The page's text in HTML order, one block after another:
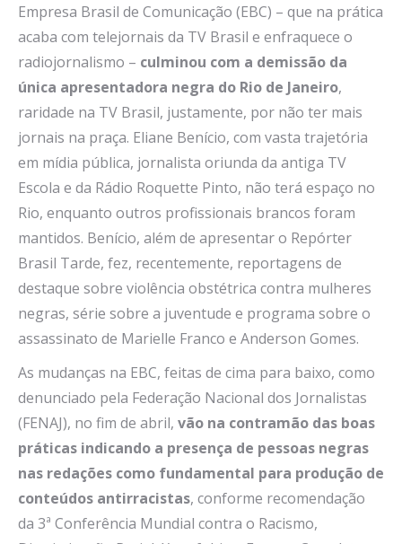
Empresa Brasil de Comunicação (EBC) – que na prática
acaba com telejornais da TV Brasil e enfraquece o
radiojornalismo – culminou com a demissão da
única apresentadora negra do Rio de Janeiro,
raridade na TV Brasil, justamente, por não ter mais
jornais na praça. Eliane Benício, com vasta trajetória
em mídia pública, jornalista oriunda da antiga TV
Escola e da Rádio Roquette Pinto, não terá espaço no
Rio, enquanto outros profissionais brancos foram
mantidos. Benício, além de apresentar o Repórter
Brasil Tarde, fez, recentemente, reportagens de
destaque sobre violência obstétrica contra mulheres
negras, série sobre a juventude e programa sobre o
assassinato de Marielle Franco e Anderson Gomes.
As mudanças na EBC, feitas de cima para baixo, como
denunciado pela Federação Nacional dos Jornalistas
(FENAJ), no fim de abril, vão na contramão das boas
práticas indicando a presença de pessoas negras
nas redações como fundamental para produção de
conteúdos antirracistas, conforme recomendação
da 3ª Conferência Mundial contra o Racismo,